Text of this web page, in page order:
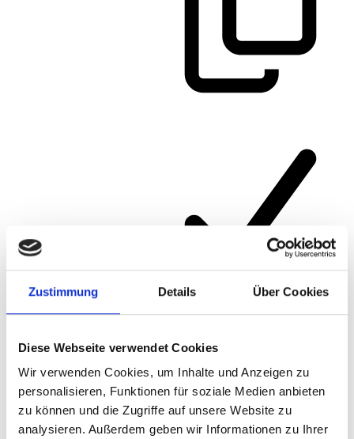
Zustimmung Details Über Cookies
Diese Webseite verwendet Cookies
Wir verwenden Cookies, um Inhalte und Anzeigen zu
personalisieren, Funktionen für soziale Medien anbieten
zu können und die Zugriffe auf unsere Website zu
analysieren. Außerdem geben wir Informationen zu Ihrer